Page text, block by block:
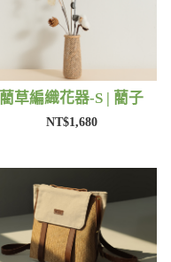
藺草編織花器-S | 藺子
NT$1,680